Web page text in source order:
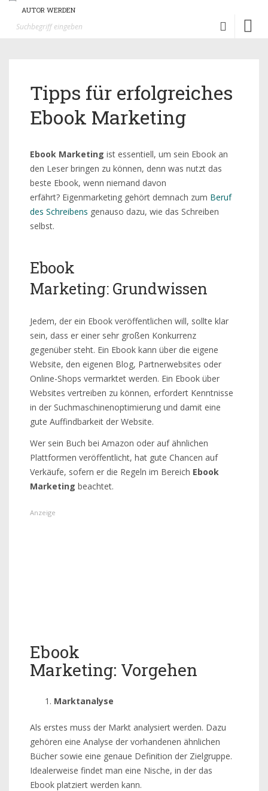
AUTOR WERDEN
Tipps für erfolgreiches
Ebook Marketing
Ebook Marketing ist essentiell, um sein Ebook an
den Leser bringen zu können, denn was nutzt das
beste Ebook, wenn niemand davon
erfährt? Eigenmarketing gehört demnach zum Beruf
des Schreibens genauso dazu, wie das Schreiben
selbst.
Ebook
Marketing: Grundwissen
Jedem, der ein Ebook veröffentlichen will, sollte klar
sein, dass er einer sehr großen Konkurrenz
gegenüber steht. Ein Ebook kann über die eigene
Website, den eigenen Blog, Partnerwebsites oder
Online-Shops vermarktet werden. Ein Ebook über
Websites vertreiben zu können, erfordert Kenntnisse
in der Suchmaschinenoptimierung und damit eine
gute Auffindbarkeit der Website.
Wer sein Buch bei Amazon oder auf ähnlichen
Plattformen veröffentlicht, hat gute Chancen auf
Verkäufe, sofern er die Regeln im Bereich Ebook
Marketing beachtet.
Ebook
Marketing: Vorgehen
Marktanalyse
Als erstes muss der Markt analysiert werden. Dazu
gehören eine Analyse der vorhandenen ähnlichen
Bücher sowie eine genaue Definition der Zielgruppe.
Idealerweise findet man eine Nische, in der das
Ebook platziert werden kann.